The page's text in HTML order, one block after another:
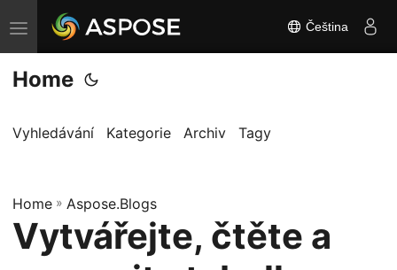
P
ř
e
n
t
n
a
Čeština
Home
Vyhledávání Kategorie Archiv Tagy
Home » Aspose.Blogs
Vytvářejte, čtěte a